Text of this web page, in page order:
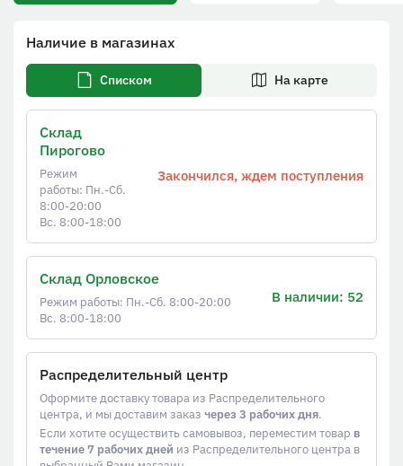
Наличие в магазинах
Списком На карте
Склад
Пирогово
Режим
работы: Пн.-Сб.
8:00-20:00
Вс. 8:00-18:00
Закончился, ждем поступления
Склад Орловское
Режим работы: Пн.-Сб. 8:00-20:00
Вс. 8:00-18:00
В наличии: 52
Распределительный центр
Оформите доставку товара из Распределительного
центра, и мы доставим заказ через 3 рабочих дня.
Если хотите осуществить самовывоз, переместим товар в
течение 7 рабочих дней из Распределительного центра в